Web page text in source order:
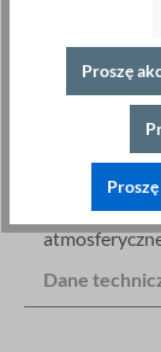
Szczegóły
metalowa
Dane
Proszę